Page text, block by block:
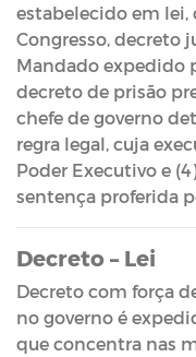
estabelecido em lei,
Congresso, decreto
Mandado expedido
decreto de prisão
chefe de governo
regra legal, cuja
Poder Executivo e
sentença proferida
Decreto – Lei
Decreto com força
no governo é
que concentra nas